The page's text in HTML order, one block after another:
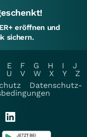
eröffnen und
sichern.
E F G H I
J
U V W X Y
Z
Datenschutz-